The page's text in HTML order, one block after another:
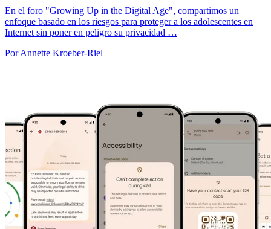
En el foro "Growing Up in the Digital Age", compartimos un
enfoque basado en los riesgos para proteger a los adolescentes en
Internet sin poner en peligro su privacidad …
Por Annette Kroeber-Riel